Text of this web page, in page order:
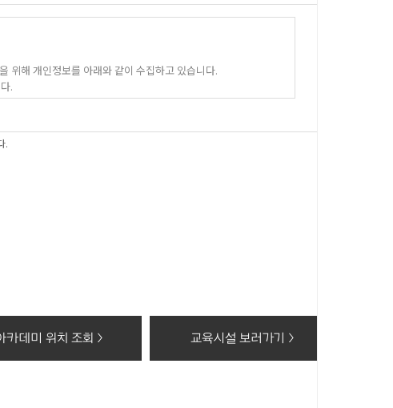
위해 개인정보를 아래와 같이 수집하고 있습니다.
.
집하고 있습니다.
.
카데미 위치 조회 > 교육시설 보러가기 >